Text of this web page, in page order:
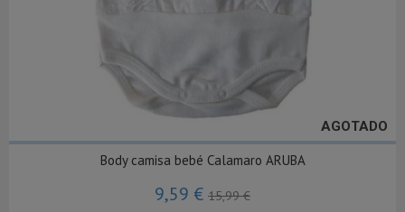
AGOTADO
Body camisa bebé Calamaro ARUBA
9,59 € 15,99 €